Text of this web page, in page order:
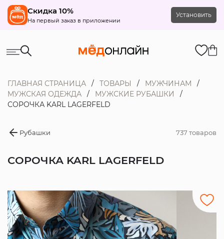
Скидка 10%
На первый заказ в приложении
Установить
ГЛАВНАЯ СТРАНИЦА ТОВАРЫ
МУЖЧИНАМ
МУЖСКАЯ ОДЕЖДА
МУЖСКИЕ РУБАШКИ
СОРОЧКА KARL LAGERFELD
Рубашки 737 товаров
СОРОЧКА KARL LAGERFELD